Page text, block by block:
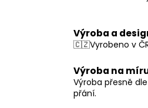
Výroba a
🇨🇿Vyrobeno v
Výroba na
Výroba přesně
přání.